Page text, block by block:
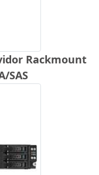
Rackmount
SAS